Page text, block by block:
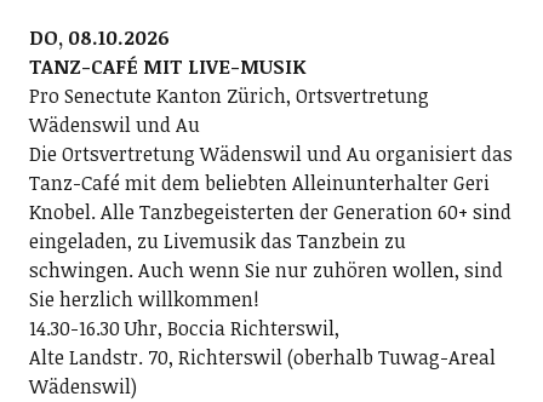
DO, 08.10.2026
TANZ-CAFÉ MIT LIVE-MUSIK
Pro Senectute Kanton Zürich, Ortsvertretung
Wädenswil und Au
Die Ortsvertretung Wädenswil und Au organisiert das
Tanz-Café mit dem beliebten Alleinunterhalter Geri
Knobel. Alle Tanzbegeisterten der Generation 60+ sind
eingeladen, zu Livemusik das Tanzbein zu
schwingen. Auch wenn Sie nur zuhören wollen, sind
Sie herzlich willkommen!
14.30-16.30 Uhr, Boccia Richterswil,
Alte Landstr. 70, Richterswil (oberhalb Tuwag-Areal
Wädenswil)